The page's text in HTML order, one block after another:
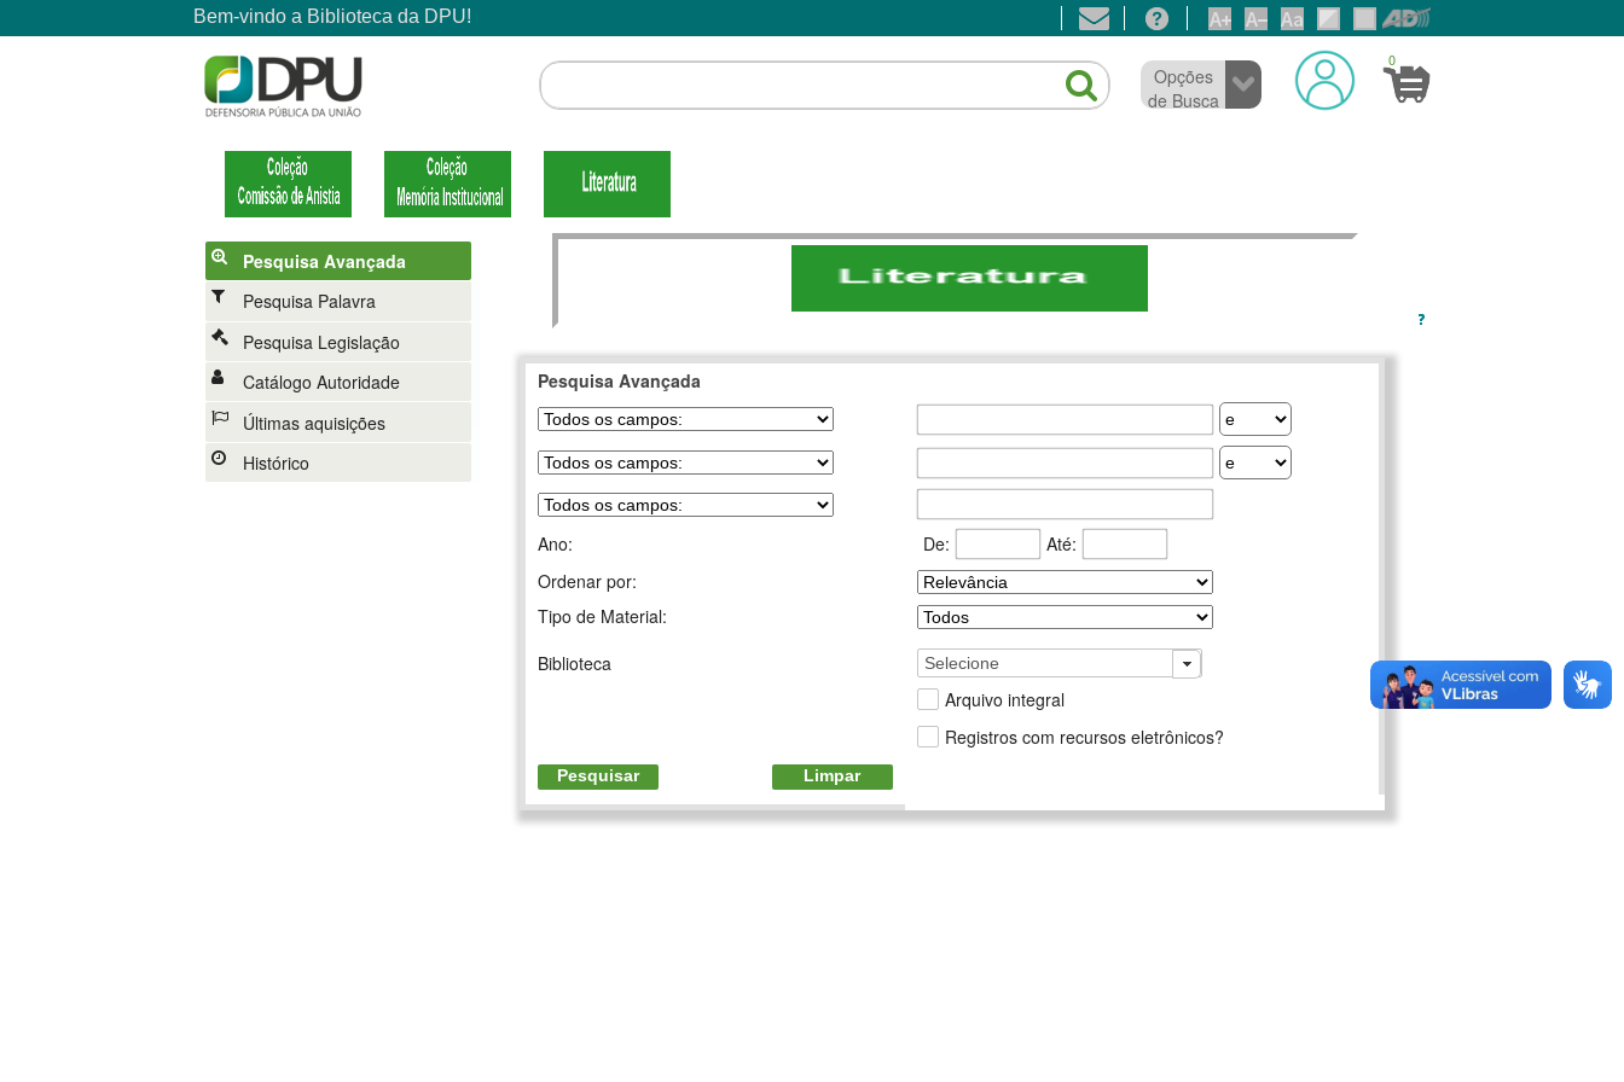
0
Opções
de Busca
Pesquisa Avançada
Pesquisa Palavra
Pesquisa Legislação
Catálogo Autoridade
Últimas aquisições
Histórico
Pesquisa Avançada
Ano: De:
Até:
Ordenar por:
Tipo de Material:
Biblioteca
Selecione
Arquivo integral
Registros com recursos eletrônicos?
Pesquisar Limpar